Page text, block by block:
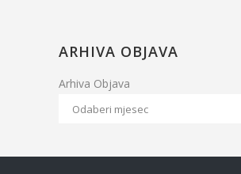
ARHIVA OBJAVA
Arhiva Objava